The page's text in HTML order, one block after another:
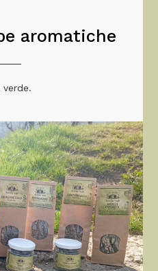
aromatiche
verde.